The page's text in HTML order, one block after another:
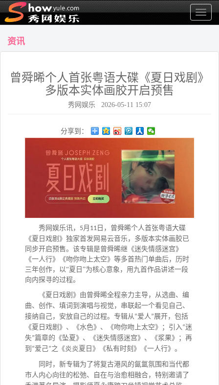
显
示
资讯
曾舜晞个人首张粤语大碟《夏日戏剧》
多版本实体画胶开启预售
秀网娱乐 2026-05-11 15:07
分享到：
秀网娱乐讯， 5月 11 日，曾舜晞个人首张粤语大碟
《夏日戏剧》独家首发网易云音乐，多版本实体画胶已
同步开启预售。该专辑是曾舜晞继《迷失情感迷宫》
《一人行》《吻你吻上太空》等多首热门单曲后，历时
三年创作，以“夏日”为核心意象，用九首作品讲述一段
向内探寻的过程。
《夏日戏剧》由曾舜晞全程亲力主导，从选曲、编
曲、创作、填词到演唱与视觉，串联起一个看见自己、
接纳自己，安放自己的过程。专辑从 “爱人 ”展开，包括
《夏日戏剧》、《水色》、《吻你吻上太空》；引入 “迷
失”篇章的《坠夏》、《迷失情感迷宫》、《浆果》；再
到 “爱己”之《炎炎夏日》《私有时刻》《一人行》。
同时，新专辑为了将复古港风的氤氲氛围和当代都
市人内心向往的松弛、自在与治愈相融合，特别邀请了